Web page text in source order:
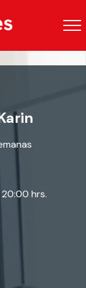
20:00 hrs.